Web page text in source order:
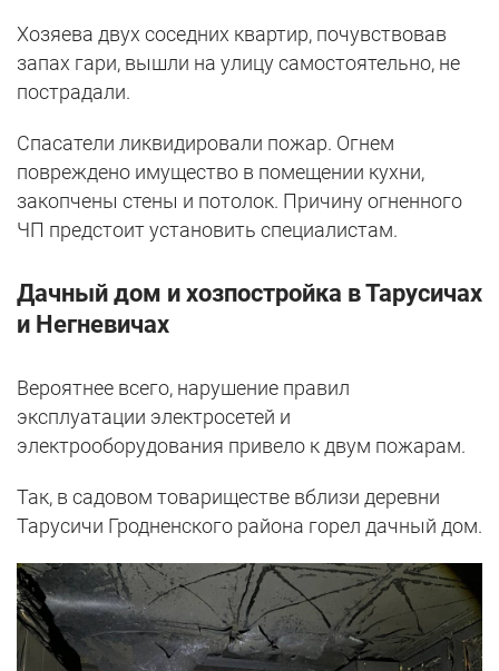
Хозяева двух соседних квартир, почувствовав
запах гари, вышли на улицу самостоятельно, не
пострадали.
Спасатели ликвидировали пожар. Огнем
повреждено имущество в помещении кухни,
закопчены стены и потолок. Причину огненного
ЧП предстоит установить специалистам.
Дачный дом и хозпостройка в Тарусичах
и Негневичах
Вероятнее всего, нарушение правил
эксплуатации электросетей и
электрооборудования привело к двум пожарам.
Так, в садовом товариществе вблизи деревни
Тарусичи Гродненского района горел дачный дом.